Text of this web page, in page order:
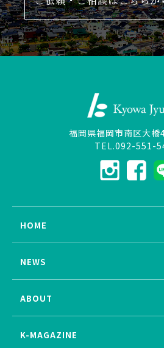
福岡県福岡市南区大橋
TEL.092-551-
HOME
NEWS
ABOUT
K-MAGAZINE